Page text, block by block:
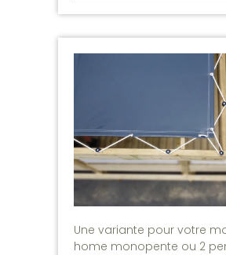
Une variante pour votre
home monopente ou 2